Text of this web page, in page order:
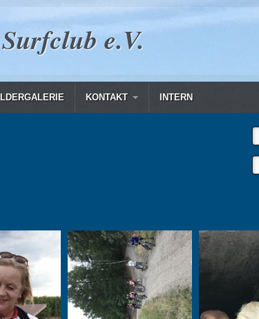
e.V.
KONTAKT INTERN